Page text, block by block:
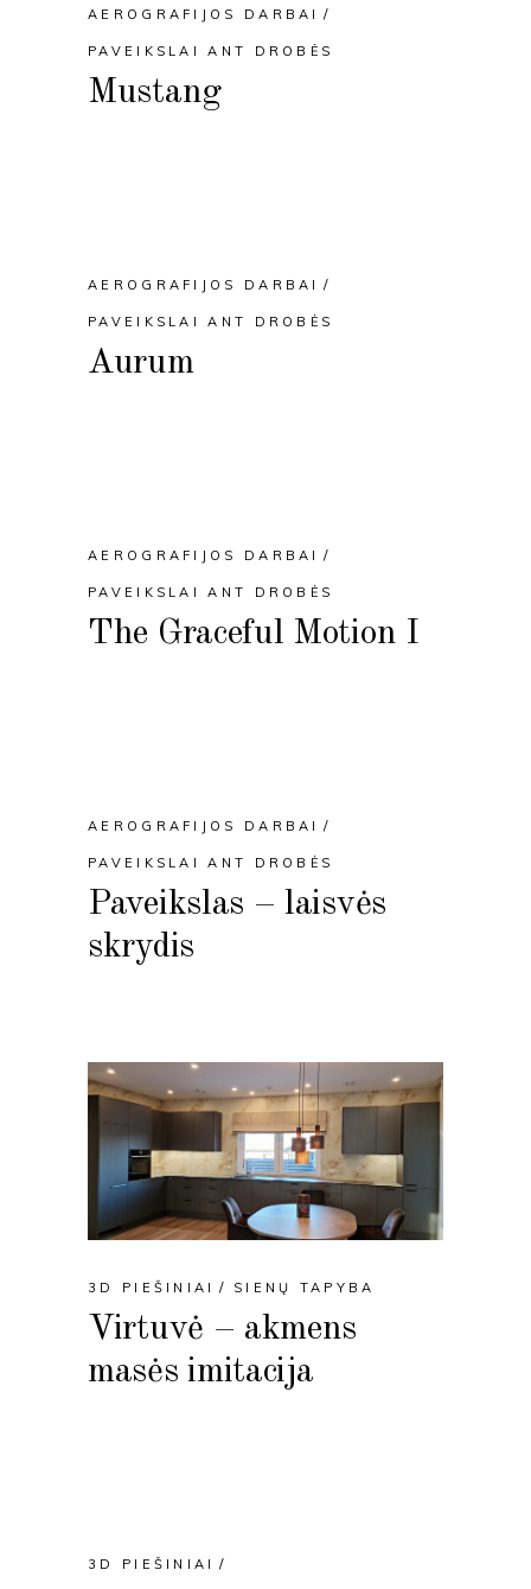
AEROGRAFIJOS DARBAI
PAVEIKSLAI ANT DROBĖS
Mustang
AEROGRAFIJOS DARBAI
PAVEIKSLAI ANT DROBĖS
Aurum
AEROGRAFIJOS DARBAI
PAVEIKSLAI ANT DROBĖS
The Graceful Motion I
AEROGRAFIJOS DARBAI
PAVEIKSLAI ANT DROBĖS
Paveikslas – laisvės
skrydis
3D PIEŠINIAI SIENŲ TAPYBA
Virtuvė – akmens
masės imitacija
3D PIEŠINIAI